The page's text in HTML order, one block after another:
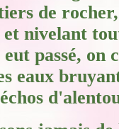
de
nivelant
passé,
eaux